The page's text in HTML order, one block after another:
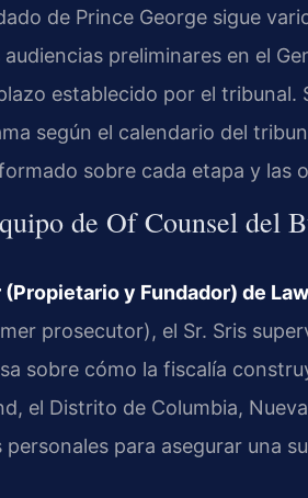
de Prince George sigue
preliminares en el
establecido por el tribunal.
según el calendario del
sobre cada etapa y las
de Of Counsel del
y Fundador) de
prosecutor), el Sr. Sris
sobre cómo la fiscalía
el Distrito de Columbia,
para asegurar una